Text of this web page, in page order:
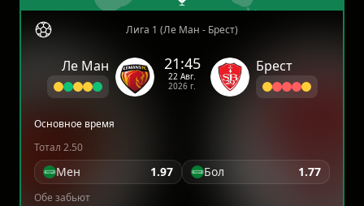
Лига 1 (Ле Ман - Брест)
Ле Ман 21:45
22 Авг.
2026 г.
Брест
Основное время
Тотал 2.50
Мен 1.97 Бол 1.77
Обе забьют